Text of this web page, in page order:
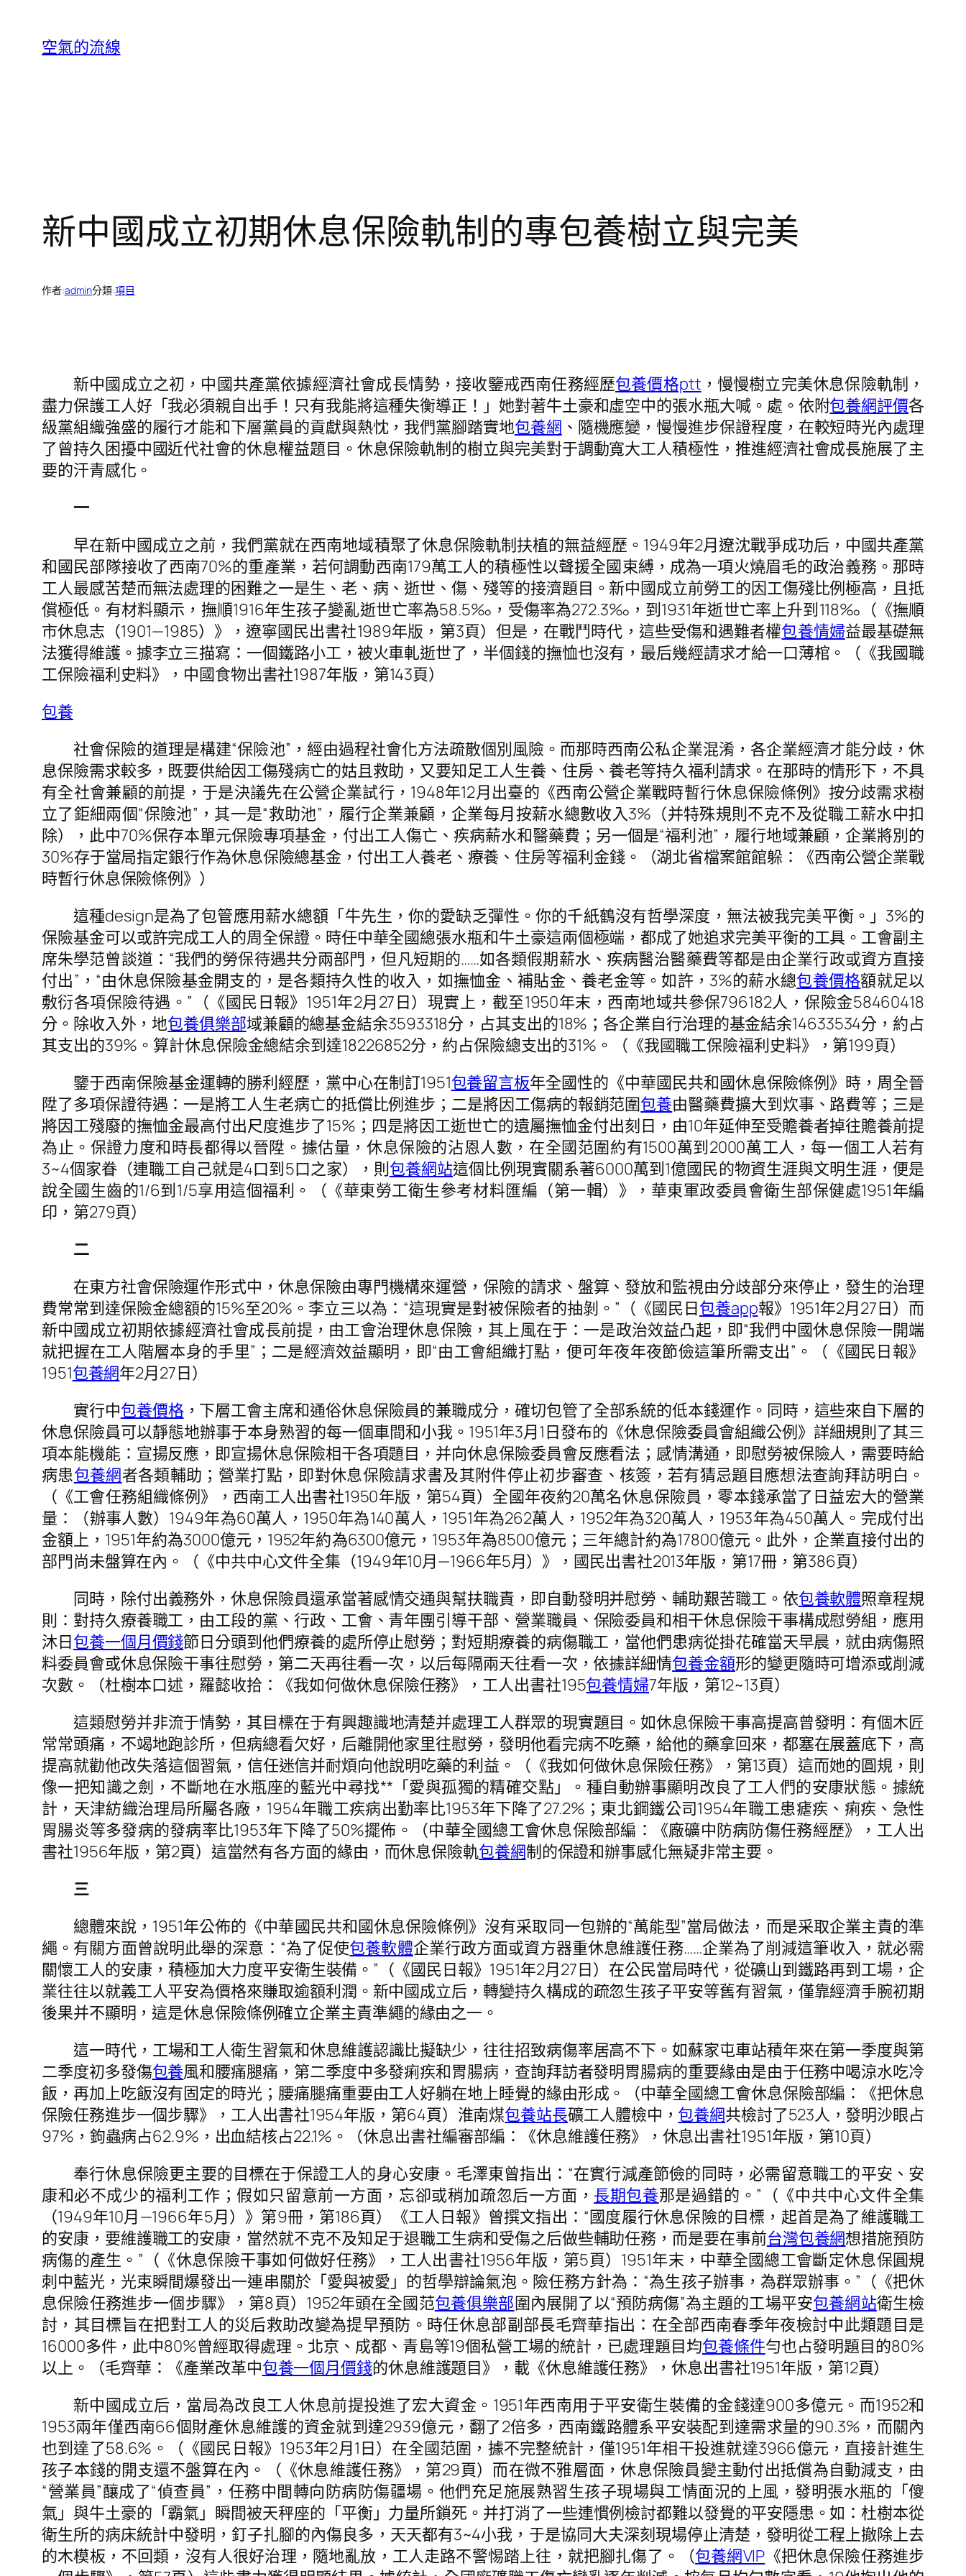
空氣的流線
新中國成立初期休息保險軌制的專包養樹立與完美
作者:admin分類:項目
新中國成立之初，中國共產黨依據經濟社會成長情勢，接收鑒戒西南任務經歷包養價格ptt ，慢慢樹立完美休息保險軌制，
盡力保護工人好「我必須親自出手！只有我能將這種失衡導正！」她對著牛土豪和虛空中的張水瓶大喊。處。依附包養網評價各
級黨組織強盛的履行才能和下層黨員的貢獻與熱忱，我們黨腳踏實地包養網 、隨機應變，慢慢進步保證程度，在較短時光內處理
了曾持久困擾中國近代社會的休息權益題目。休息保險軌制的樹立與完美對于調動寬大工人積極性，推進經濟社會成長施展了主
要的汗青感化。
一
早在新中國成立之前，我們黨就在西南地域積聚了休息保險軌制扶植的無益經歷。1949年2月遼沈戰爭成功后，中國共產黨
和國民部隊接收了西南70%的重產業，若何調動西南179萬工人的積極性以聲援全國束縛，成為一項火燒眉毛的政治義務。那時
工人最感苦楚而無法處理的困難之一是生、老、病、逝世、傷、殘等的接濟題目。新中國成立前勞工的因工傷殘比例極高，且抵
償極低。有材料顯示，撫順1916年生孩子變亂逝世亡率為58.5‰，受傷率為272.3‰，到1931年逝世亡率上升到118‰（《撫順
市休息志（1901—1985）》，遼寧國民出書社1989年版，第3頁）但是，在戰鬥時代，這些受傷和遇難者權包養情婦益最基礎無
法獲得維護。據李立三描寫：一個鐵路小工，被火車軋逝世了，半個錢的撫恤也沒有，最后幾經請求才給一口薄棺。（《我國職
工保險福利史料》，中國食物出書社1987年版，第143頁）
包養
社會保險的道理是構建“保險池”，經由過程社會化方法疏散個別風險。而那時西南公私企業混淆，各企業經濟才能分歧，休
息保險需求較多，既要供給因工傷殘病亡的姑且救助，又要知足工人生養、住房、養老等持久福利請求。在那時的情形下，不具
有全社會兼顧的前提，于是決議先在公營企業試行，1948年12月出臺的《西南公營企業戰時暫行休息保險條例》按分歧需求樹
立了鉅細兩個“保險池”，其一是“救助池”，履行企業兼顧，企業每月按薪水總數收入3%（并特殊規則不克不及從職工薪水中扣
除），此中70%保存本單元保險專項基金，付出工人傷亡、疾病薪水和醫藥費；另一個是“福利池”，履行地域兼顧，企業將別的
30%存于當局指定銀行作為休息保險總基金，付出工人養老、療養、住房等福利金錢。（湖北省檔案館館躲：《西南公營企業戰
時暫行休息保險條例》）
這種design是為了包管應用薪水總額「牛先生，你的愛缺乏彈性。你的千紙鶴沒有哲學深度，無法被我完美平衡。」3%的
保險基金可以或許完成工人的周全保證。時任中華全國總張水瓶和牛土豪這兩個極端，都成了她追求完美平衡的工具。工會副主
席朱學范曾談道：“我們的勞保待遇共分兩部門，但凡短期的……如各類假期薪水、疾病醫治醫藥費等都是由企業行政或資方直接
付出”，“由休息保險基金開支的，是各類持久性的收入，如撫恤金、補貼金、養老金等。如許，3%的薪水總包養價格額就足以
敷衍各項保險待遇。”（《國民日報》1951年2月27日）現實上，截至1950年末，西南地域共參保796182人，保險金58460418
分。除收入外，地包養俱樂部域兼顧的總基金結余3593318分，占其支出的18%；各企業自行治理的基金結余14633534分，約占
其支出的39%。算計休息保險金總結余到達18226852分，約占保險總支出的31%。（《我國職工保險福利史料》，第199頁）
鑒于西南保險基金運轉的勝利經歷，黨中心在制訂1951包養留言板年全國性的《中華國民共和國休息保險條例》時，周全晉
陞了多項保證待遇：一是將工人生老病亡的抵償比例進步；二是將因工傷病的報銷范圍包養由醫藥費擴大到炊事、路費等；三是
將因工殘廢的撫恤金最高付出尺度進步了15%；四是將因工逝世亡的遺屬撫恤金付出刻日，由10年延伸至受贍養者掉往贍養前提
為止。保證力度和時長都得以晉陞。據估量，休息保險的沾恩人數，在全國范圍約有1500萬到2000萬工人，每一個工人若有
3~4個家眷（連職工自己就是4口到5口之家），則包養網站這個比例現實關系著6000萬到1億國民的物資生涯與文明生涯，便是
說全國生齒的1/6到1/5享用這個福利。（《華東勞工衛生參考材料匯編（第一輯）》，華東軍政委員會衛生部保健處1951年編
印，第279頁）
二
在東方社會保險運作形式中，休息保險由專門機構來運營，保險的請求、盤算、發放和監視由分歧部分來停止，發生的治理
費常常到達保險金總額的15%至20%。李立三以為：“這現實是對被保險者的抽剝。”（《國民日包養app報》1951年2月27日）而
新中國成立初期依據經濟社會成長前提，由工會治理休息保險，其上風在于：一是政治效益凸起，即“我們中國休息保險一開端
就把握在工人階層本身的手里”；二是經濟效益顯明，即“由工會組織打點，便可年夜年夜節儉這筆所需支出”。（《國民日報》
1951包養網年2月27日）
實行中包養價格，下層工會主席和通俗休息保險員的兼職成分，確切包管了全部系統的低本錢運作。同時，這些來自下層的
休息保險員可以靜態地辦事于本身熟習的每一個車間和小我。1951年3月1日發布的《休息保險委員會組織公例》詳細規則了其三
項本能機能：宣揚反應，即宣揚休息保險相干各項題目，并向休息保險委員會反應看法；感情溝通，即慰勞被保險人，需要時給
病患包養網者各類輔助；營業打點，即對休息保險請求書及其附件停止初步審查、核簽，若有猜忌題目應想法查詢拜訪明白。
（《工會任務組織條例》，西南工人出書社1950年版，第54頁）全國年夜約20萬名休息保險員，零本錢承當了日益宏大的營業
量：（辦事人數）1949年為60萬人，1950年為140萬人，1951年為262萬人，1952年為320萬人，1953年為450萬人。完成付出
金額上，1951年約為3000億元，1952年約為6300億元，1953年為8500億元；三年總計約為17800億元。此外，企業直接付出的
部門尚未盤算在內。（《中共中心文件全集（1949年10月—1966年5月）》，國民出書社2013年版，第17冊，第386頁）
同時，除付出義務外，休息保險員還承當著感情交通與幫扶職責，即自動發明并慰勞、輔助艱苦職工。依包養軟體照章程規
則：對持久療養職工，由工段的黨、行政、工會、青年團引導干部、營業職員、保險委員和相干休息保險干事構成慰勞組，應用
沐日包養一個月價錢節日分頭到他們療養的處所停止慰勞；對短期療養的病傷職工，當他們患病從掛花確當天早晨，就由病傷照
料委員會或休息保險干事往慰勞，第二天再往看一次，以后每隔兩天往看一次，依據詳細情包養金額形的變更隨時可增添或削減
次數。（杜樹本口述，羅懿收拾：《我如何做休息保險任務》，工人出書社195包養情婦7年版，第12~13頁）
這類慰勞并非流于情勢，其目標在于有興趣識地清楚并處理工人群眾的現實題目。如休息保險干事高提高曾發明：有個木匠
常常頭痛，不竭地跑診所，但病總看欠好，后離開他家里往慰勞，發明他看完病不吃藥，給他的藥拿回來，都塞在展蓋底下，高
提高就勸他改失落這個習氣，信任迷信并耐煩向他說明吃藥的利益。（《我如何做休息保險任務》，第13頁）這而她的圓規，則
像一把知識之劍，不斷地在水瓶座的藍光中尋找**「愛與孤獨的精確交點」。種自動辦事顯明改良了工人們的安康狀態。據統
計，天津紡織治理局所屬各廠，1954年職工疾病出勤率比1953年下降了27.2%；東北鋼鐵公司1954年職工患瘧疾、痢疾、急性
胃腸炎等多發病的發病率比1953年下降了50%擺佈。（中華全國總工會休息保險部編：《廠礦中防病防傷任務經歷》，工人出
書社1956年版，第2頁）這當然有各方面的緣由，而休息保險軌包養網制的保證和辦事感化無疑非常主要。
三
總體來說，1951年公佈的《中華國民共和國休息保險條例》沒有采取同一包辦的“萬能型”當局做法，而是采取企業主責的準
繩。有關方面曾說明此舉的深意：“為了促使包養軟體企業行政方面或資方器重休息維護任務……企業為了削減這筆收入，就必需
關懷工人的安康，積極加大力度平安衛生裝備。”（《國民日報》1951年2月27日）在公民當局時代，從礦山到鐵路再到工場，企
業往往以就義工人平安為價格來賺取逾額利潤。新中國成立后，轉變持久構成的疏忽生孩子平安等舊有習氣，僅靠經濟手腕初期
後果并不顯明，這是休息保險條例確立企業主責準繩的緣由之一。
這一時代，工場和工人衛生習氣和休息維護認識比擬缺少，往往招致病傷率居高不下。如蘇家屯車站積年來在第一季度與第
二季度初多發傷包養風和腰痛腿痛，第二季度中多發痢疾和胃腸病，查詢拜訪者發明胃腸病的重要緣由是由于任務中喝涼水吃冷
飯，再加上吃飯沒有固定的時光；腰痛腿痛重要由工人好躺在地上睡覺的緣由形成。（中華全國總工會休息保險部編：《把休息
保險任務進步一個步驟》，工人出書社1954年版，第64頁）淮南煤包養站長礦工人體檢中， 包養網共檢討了523人，發明沙眼占
97%，鉤蟲病占62.9%，出血結核占22.1%。（休息出書社編審部編：《休息維護任務》，休息出書社1951年版，第10頁）
奉行休息保險更主要的目標在于保證工人的身心安康。毛澤東曾指出：“在實行減產節儉的同時，必需留意職工的平安、安
康和必不成少的福利工作；假如只留意前一方面，忘卻或稍加疏忽后一方面， 長期包養那是過錯的。”（《中共中心文件全集
（1949年10月—1966年5月）》第9冊，第186頁）《工人日報》曾撰文指出：“國度履行休息保險的目標，起首是為了維護職工
的安康，要維護職工的安康，當然就不克不及知足于退職工生病和受傷之后做些輔助任務，而是要在事前台灣包養網想措施預防
病傷的產生。”（《休息保險干事如何做好任務》，工人出書社1956年版，第5頁）1951年末，中華全國總工會斷定休息保圓規
刺中藍光，光束瞬間爆發出一連串關於「愛與被愛」的哲學辯論氣泡。險任務方針為：“為生孩子辦事，為群眾辦事。”（《把休
息保險任務進步一個步驟》，第8頁）1952年頭在全國范包養俱樂部圍內展開了以“預防病傷”為主題的工場平安包養網站衛生檢
討，其目標旨在把對工人的災后救助改變為提早預防。時任休息部副部長毛齊華指出：在全部西南春季年夜檢討中此類題目是
16000多件，此中80%曾經取得處理。北京、成都、青島等19個私營工場的統計，已處理題目均包養條件勻也占發明題目的80%
以上。（毛齊華：《產業改革中包養一個月價錢的休息維護題目》，載《休息維護任務》，休息出書社1951年版，第12頁）
新中國成立后，當局為改良工人休息前提投進了宏大資金。1951年西南用于平安衛生裝備的金錢達900多億元。而1952和
1953兩年僅西南66個財產休息維護的資金就到達2939億元，翻了2倍多，西南鐵路體系平安裝配到達需求量的90.3%，而關內
也到達了58.6%。（《國民日報》1953年2月1日）在全國范圍，據不完整統計，僅1951年相干投進就達3966億元，直接計進生
孩子本錢的開支還不盤算在內。（《休息維護任務》，第29頁）而在微不雅層面，休息保險員變主動付出抵償為自動減支，由
“營業員”釀成了“偵查員”，任務中間轉向防病防傷疆場。他們充足施展熟習生孩子現場與工情面況的上風，發明張水瓶的「傻
氣」與牛土豪的「霸氣」瞬間被天秤座的「平衡」力量所鎖死。并打消了一些連慣例檢討都難以發覺的平安隱患。如：杜樹本從
衛生所的病床統計中發明，釘子扎腳的內傷良多，天天都有3~4小我，于是協同大夫深刻現場停止清楚，發明從工程上撤除上去
的木模板，不回類，沒有人很好治理，隨地亂放，工人走路不警惕踏上往，就把腳扎傷了。（包養網VIP 《把休息保險任務進步